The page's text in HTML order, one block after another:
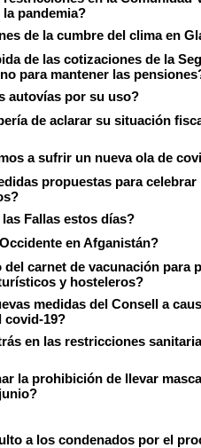
la pandemia?
de la cumbre del clima en
de las cotizaciones de la
para mantener las
autovías por su uso?
de aclarar su situación
a sufrir un nueva ola de
propuestas para celebrar
Fallas estos días?
en Afganistán?
carnet de vacunación para
y hosteleros?
medidas del Consell a
covid-19?
en las restricciones
la prohibición de llevar
a los condenados por el